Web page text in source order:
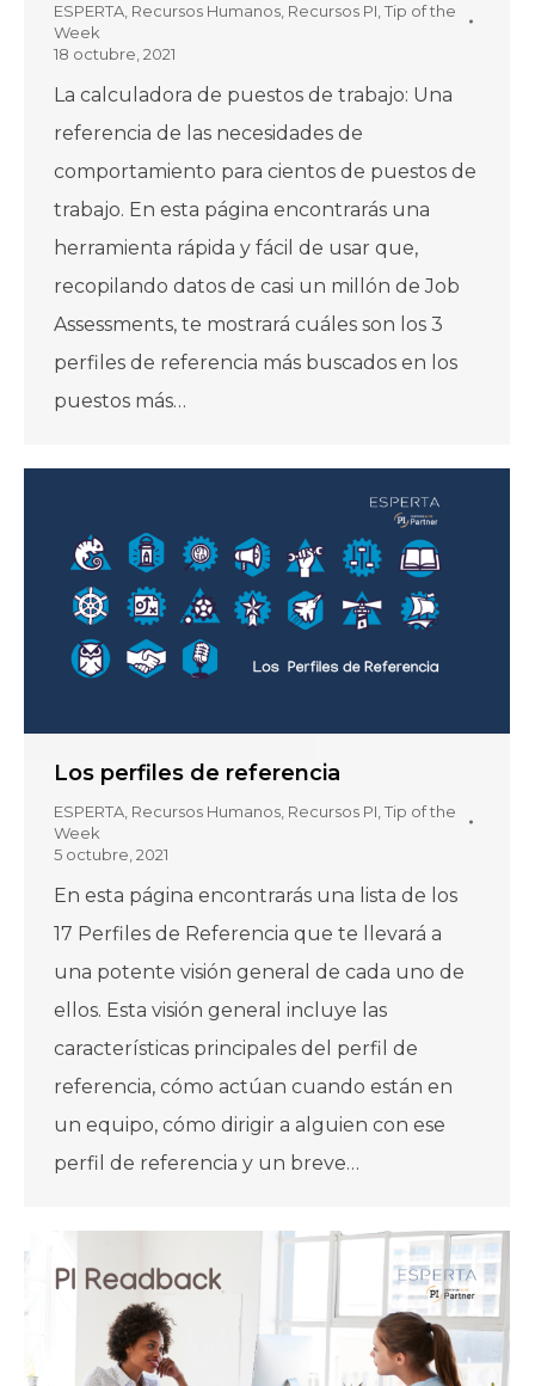
ESPERTA, Recursos Humanos, Recursos PI,Tip of the
Week
18 octubre, 2021
La calculadora de puestos de trabajo: Una
referencia de las necesidades de
comportamiento para cientos de puestos de
trabajo. En esta página encontrarás una
herramienta rápida y fácil de usar que,
recopilando datos de casi un millón de Job
Assessments, te mostrará cuáles son los 3
perfiles de referencia más buscados en los
puestos más…
Los perfiles de referencia
ESPERTA, Recursos Humanos, Recursos PI,Tip of the
Week
5 octubre, 2021
En esta página encontrarás una lista de los
17 Perfiles de Referencia que te llevará a
una potente visión general de cada uno de
ellos. Esta visión general incluye las
características principales del perfil de
referencia, cómo actúan cuando están en
un equipo, cómo dirigir a alguien con ese
perfil de referencia y un breve…